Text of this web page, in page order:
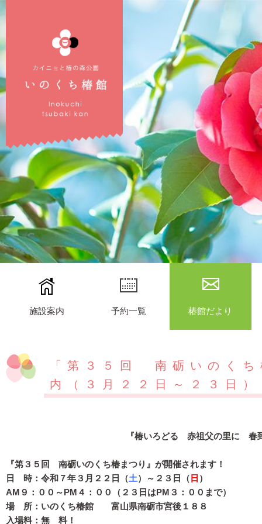
施設案内 予約一覧 椿館だより
「第３５回 南砺いのく
内（３月２２日～２３日）
『椿いろどる 赤祖父の里に 春
『第３５ 回 南砺いのくち椿まつり』が開催されます！
日 時：令和７年３月２２日（土）～２３日（ 日 ）
AM９：００～PM４：００（２３日はPM３：００まで）
場 所：いのくち椿館 富山県南砺市宮後１８８
入場料：無 料！